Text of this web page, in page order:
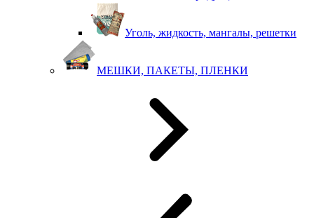
Уголь, жидкость, мангалы, решетки
МЕШКИ, ПАКЕТЫ, ПЛЕНКИ